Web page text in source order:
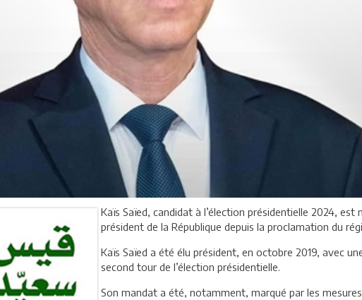
Kaïs Saïed, candidat à l’élection présidentielle 2024,
président de la République depuis la proclamation du
Kaïs Saïed a été élu président, en octobre 2019, avec
second tour de l’élection présidentielle.
Son mandat a été, notamment, marqué par les